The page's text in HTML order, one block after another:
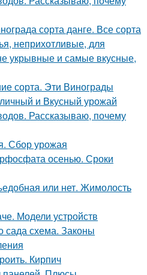
сорта данге. Все сорта
неприхотливые, для
укрывные и самые вкусные,
сорта. Эти Винограды
и Вкусный урожай
Рассказываю, почему
Сбор урожая
осенью. Сроки
или нет. Жимолость
Модели устройств
сада схема. Законы
Кирпич